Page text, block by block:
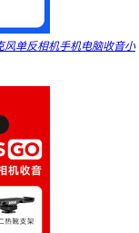
风单反相机手机电脑收音小